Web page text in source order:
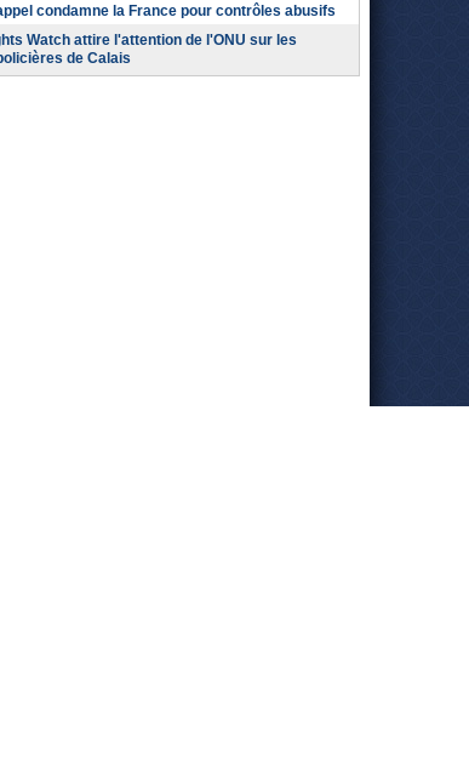
condamne la France pour contrôles abusifs
Watch attire l'attention de l'ONU sur les
de Calais